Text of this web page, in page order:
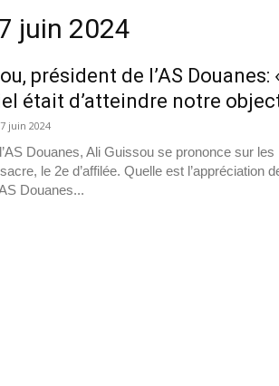
juin 2024
président de l’AS Douanes:
était d’atteindre notre
juin 2024
Douanes, Ali Guissou se prononce sur les
le 2e d’affilée. Quelle est l’appréciation
Douanes...